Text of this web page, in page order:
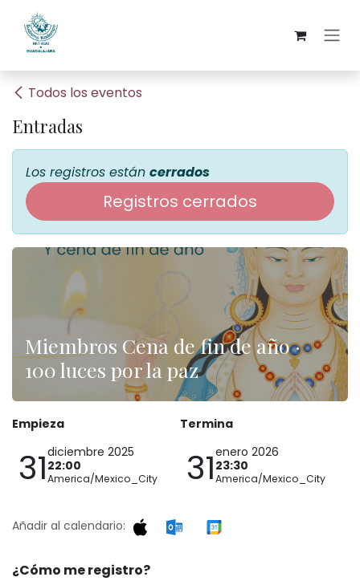
Ir al contenido
Todos los eventos
Entradas
Los registros están cerrados
Registros cerrados
Miembros Cena de fin de año ·
100 luces por la paz
Empieza
31diciembre 2025
22:00
America/Mexico_City
Termina
31enero 2026
23:30
America/Mexico_City
Añadir al calendario:
¿Cómo me registro?